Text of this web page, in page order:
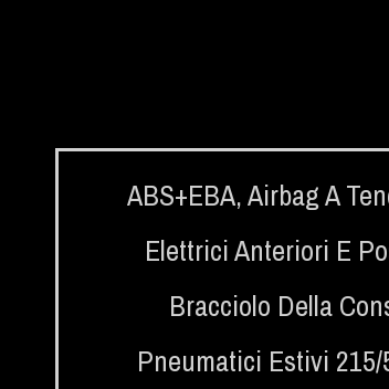
ABS+EBA,Airbag A
Elettrici Anteriori E
Bracciolo Della
Pneumatici Estivi 215/